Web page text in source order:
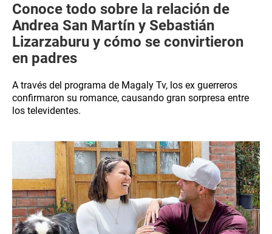
Conoce todo sobre la relación de
Andrea San Martín y Sebastián
Lizarzaburu y cómo se convirtieron
en padres
A través del programa de Magaly Tv, los ex guerreros
confirmaron su romance, causando gran sorpresa entre
los televidentes.